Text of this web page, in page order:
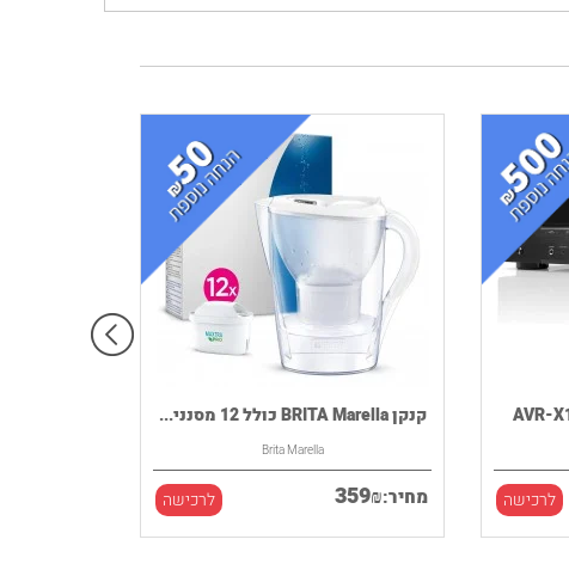
קנקן BRITA Marella כולל 12 מסנני...
Brita Marella
מחיר: 359₪ לרכישה לרכישה